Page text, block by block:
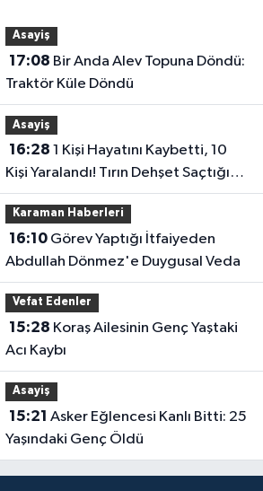
Asayiş
17:08
Traktör Küle Döndü
Asayiş
16:28
Kişi Yaralandı! Tırın Dehşet Saçtığı
Anlar Ortaya Çıktı
Karaman Haberleri
16:10Görev Yaptığı İtfaiyeden
Abdullah Dönmez'e Duygusal Veda
Vefat Edenler
15:28
Acı Kaybı
Asayiş
15:21
Yaşındaki Genç Öldü